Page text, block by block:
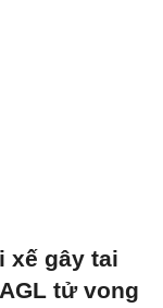
xế gây tai
tử vong